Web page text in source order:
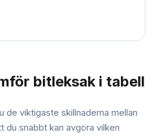
bitleksak i tabell
de viktigaste skillnaderna mellan
du snabbt kan avgöra vilken